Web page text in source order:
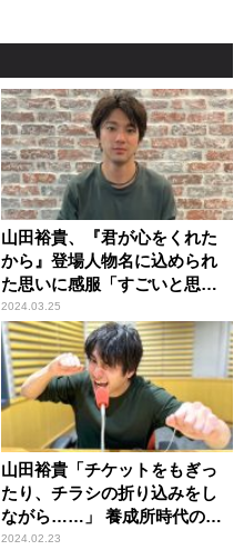
山田裕貴、『君が心をくれた
から』登場人物名に込められ
た思いに感服「すごいと思っ
て！」
2024.03.25
山田裕貴「チケットをもぎっ
たり、チラシの折り込みをし
ながら……」 養成所時代の思
い出語る
2024.02.23